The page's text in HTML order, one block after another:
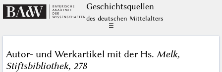
Geschichts­quellen
des deutschen Mittelalters
☰
Autor- und Werkartikel mit der Hs. Melk,
Stiftsbibliothek, 278